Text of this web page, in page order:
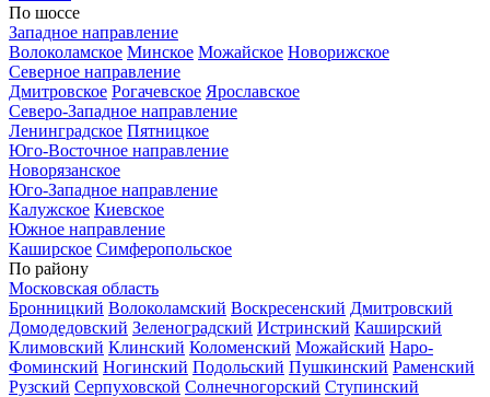
По шоссе
Западное направление
Волоколамское Минское Можайское Новорижское
Северное направление
Дмитровское Рогачевское Ярославское
Северо-Западное направление
Ленинградское Пятницкое
Юго-Восточное направление
Новорязанское
Юго-Западное направление
Калужское Киевское
Южное направление
Каширское Симферопольское
По району
Московская область
Бронницкий Волоколамский Воскресенский Дмитровский
Домодедовский Зеленоградский Истринский Каширский
Климовский Клинский Коломенский Можайский Наро-
Фоминский Ногинский Подольский Пушкинский Раменский
Рузский Серпуховской Солнечногорский Ступинский